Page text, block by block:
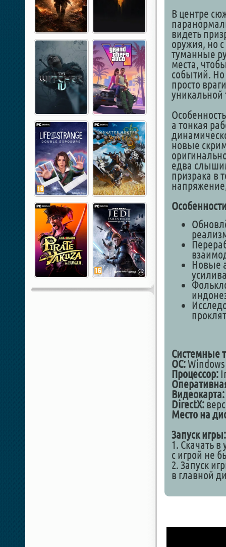
В центре
видеть
оружия, но
туманные
места,
событий.
просто
уникальной
а тонкая
новые
едва
призрака в
Новые
Системные
ОС:
Процессор:
Видеокарта:
DirectX:
Место на
Запуск игры:
1. Скачать
с игрой не
2. Запуск
в главной